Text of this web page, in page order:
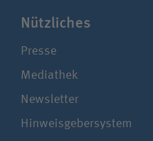
Nützliches
Presse
Mediathek
Newsletter
Hinweisgebersystem